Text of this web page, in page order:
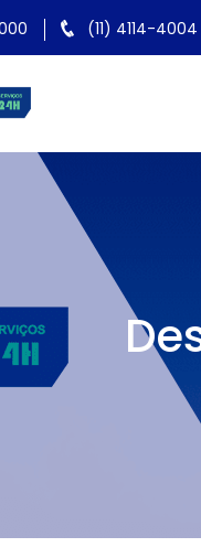
(11) 4114-4004